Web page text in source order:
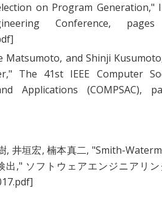
on Program Generation,"
Conference,
Matsumoto, and Shinji Kusumoto
," The 41st IEEE Computer
Applications (COMPSAC),
, 井垣宏,楠本真二, "Smith-
出," ソフトウェアエンジニアリ